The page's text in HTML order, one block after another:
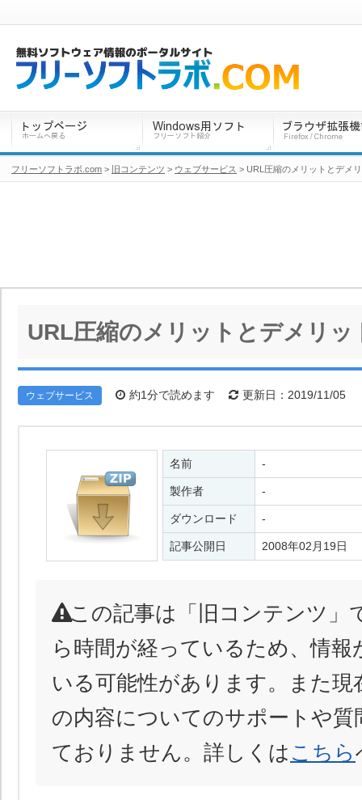
URL圧縮のメリットとデメリッ
ウェブサービス 約1分で読めます 更新日：2019/11/05
名前 -
製作者 -
ダウンロード -
記事公開日 2008年02月19日
この記事は「旧コンテンツ」
ら時間が経っているため、情報
いる可能性があります。また現
の内容についてのサポートや質
ておりません。詳しくは こちら
フリーソフトラボ.com > 旧コンテンツ > ウェブサービス > URL圧縮のメリットとデメ